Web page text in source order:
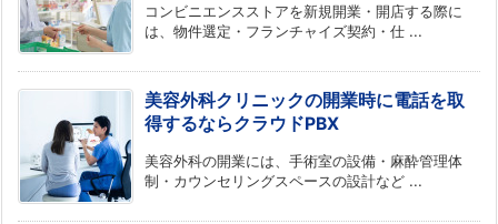
コンビニエンスストアを新規開業・開店する際に
は、物件選定・フランチャイズ契約・仕 ...
美容外科クリニックの開業時に電話を取
得するならクラウドPBX
美容外科の開業には、手術室の設備・麻酔管理体
制・カウンセリングスペースの設計など ...